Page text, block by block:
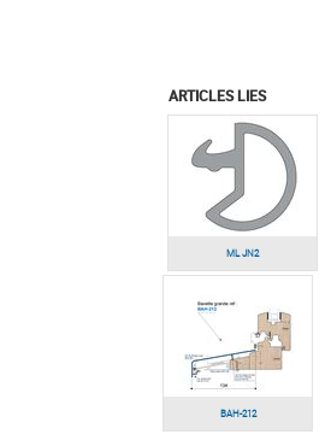
ARTICLES LIES
ML JN2
BAH-212